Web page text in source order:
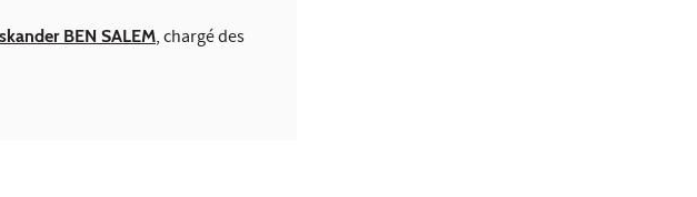
BEN SALEM, chargé des